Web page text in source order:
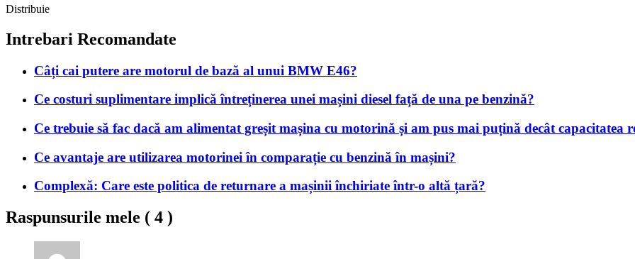
Distribuie
Intrebari Recomandate
Câți cai putere are motorul de bază al unui BMW E46?
Ce costuri suplimentare implică întreținerea unei mașini diesel față de una pe benzină?
Ce trebuie să fac dacă am alimentat greșit mașina cu motorină și am pus mai puțină decât capacitatea
Ce avantaje are utilizarea motorinei în comparație cu benzină în mașini?
Complexă: Care este politica de returnare a mașinii închiriate într-o altă țară?
Raspunsurile mele ( 4 )